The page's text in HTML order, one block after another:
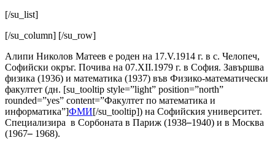
[/su_list]
[/su_column] [/su_row]
Алипи Николов Матеев е роден на 17.V.1914 г. в с. Челопеч,
Софийски окръг. Почива на 07.XII.1979 г. в София. Завършва
физика (1936) и математика (1937) във Физико-математически
факултет (дн. [su_tooltip style=”light” position=”north”
rounded=”yes” content=”Факултет по математика и
информатика”]ФМИ[/su_tooltip]) на Софийския университет.
Специализира в Сорбоната в Париж (1938–1940) и в Москва
(1967– 1968).